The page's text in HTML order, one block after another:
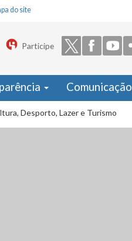
do site
Participe
Comunicação
Desporto, Lazer e Turismo